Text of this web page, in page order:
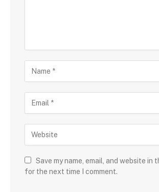
Save my name, email, and website in
for the next time I comment.